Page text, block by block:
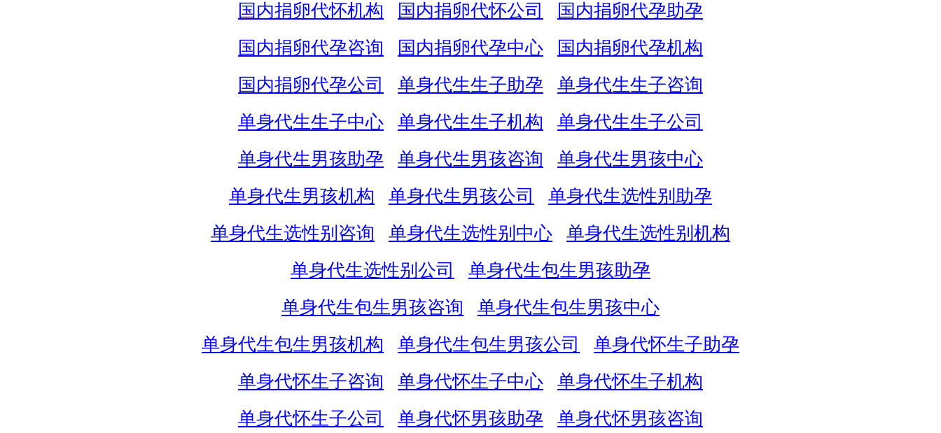
国内捐卵代怀机构
国内捐卵代怀公司
国内捐卵代孕助孕
国内捐卵代孕咨询
国内捐卵代孕中心
国内捐卵代孕机构
国内捐卵代孕公司
单身代生生子助孕
单身代生生子咨询
单身代生生子中心
单身代生生子机构
单身代生生子公司
单身代生男孩助孕
单身代生男孩咨询
单身代生男孩中心
单身代生男孩机构
单身代生男孩公司
单身代生选性别助孕
单身代生选性别咨询
单身代生选性别中心
单身代生选性别机构
单身代生选性别公司
单身代生包生男孩助孕
单身代生包生男孩咨询
单身代生包生男孩中心
单身代生包生男孩机构
单身代生包生男孩公司
单身代怀生子助孕
单身代怀生子咨询
单身代怀生子中心
单身代怀生子机构
单身代怀生子公司
单身代怀男孩助孕 单身代怀男孩咨询